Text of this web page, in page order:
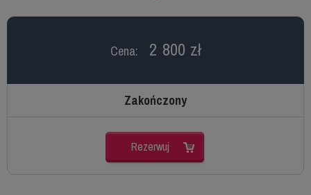
Cena: 2 800 zł
Zakończony
Rezerwuj